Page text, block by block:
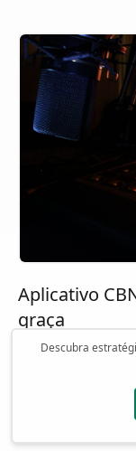
Descubra
Aplicativo
graça
Com o
principais
a uma